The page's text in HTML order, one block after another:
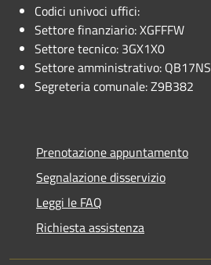
Codici univoci uffici:
Settore finanziario: XGFFFW
Settore tecnico: 3GX1X0
Settore amministrativo: QB17NS
Segreteria comunale: Z9B382
Prenotazione appuntamento
Segnalazione disservizio
Leggi le FAQ
Richiesta assistenza